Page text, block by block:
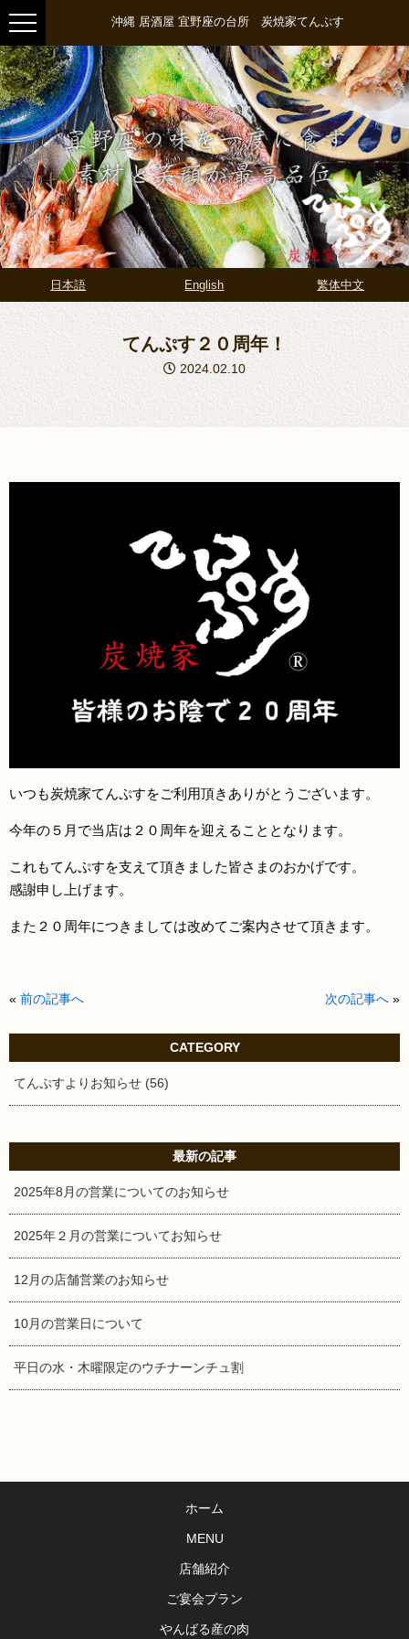
沖縄 居酒屋 宜野座の台所 炭焼家てんぷす
日本語 English 繁体中文
てんぷす２０周年！
2024.02.10
いつも炭焼家てんぷすをご利用頂きありがとうございます。
今年の５月で当店は２０周年を迎えることとなります。
これもてんぷすを支えて頂きました皆さまのおかげです。
感謝申し上げます。
また２０周年につきましては改めてご案内させて頂きます。
« 前の記事へ 次の記事へ »
CATEGORY
てんぷすよりお知らせ (56)
最新の記事
2025年8月の営業についてのお知らせ
2025年２月の営業についてお知らせ
12月の店舗営業のお知らせ
10月の営業日について
平日の水・木曜限定のウチナーンチュ割
ホーム
MENU
店舗紹介
ご宴会プラン
やんばる産の肉